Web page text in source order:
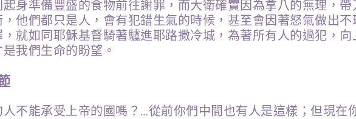
身準備豐盛的食物前往謝罪，而大衛確實因為拿八的無理，
他們都只是人，會有犯錯生氣的時候，甚至會因著怒氣做出
就如同耶穌基督騎著驢進耶路撒冷城，為著所有人的過犯，
我們生命的盼望。
人不能承受上帝的國嗎？…​​從前你們中間也有人是這樣；但現在